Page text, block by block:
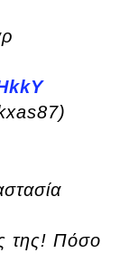
της! Πόσο